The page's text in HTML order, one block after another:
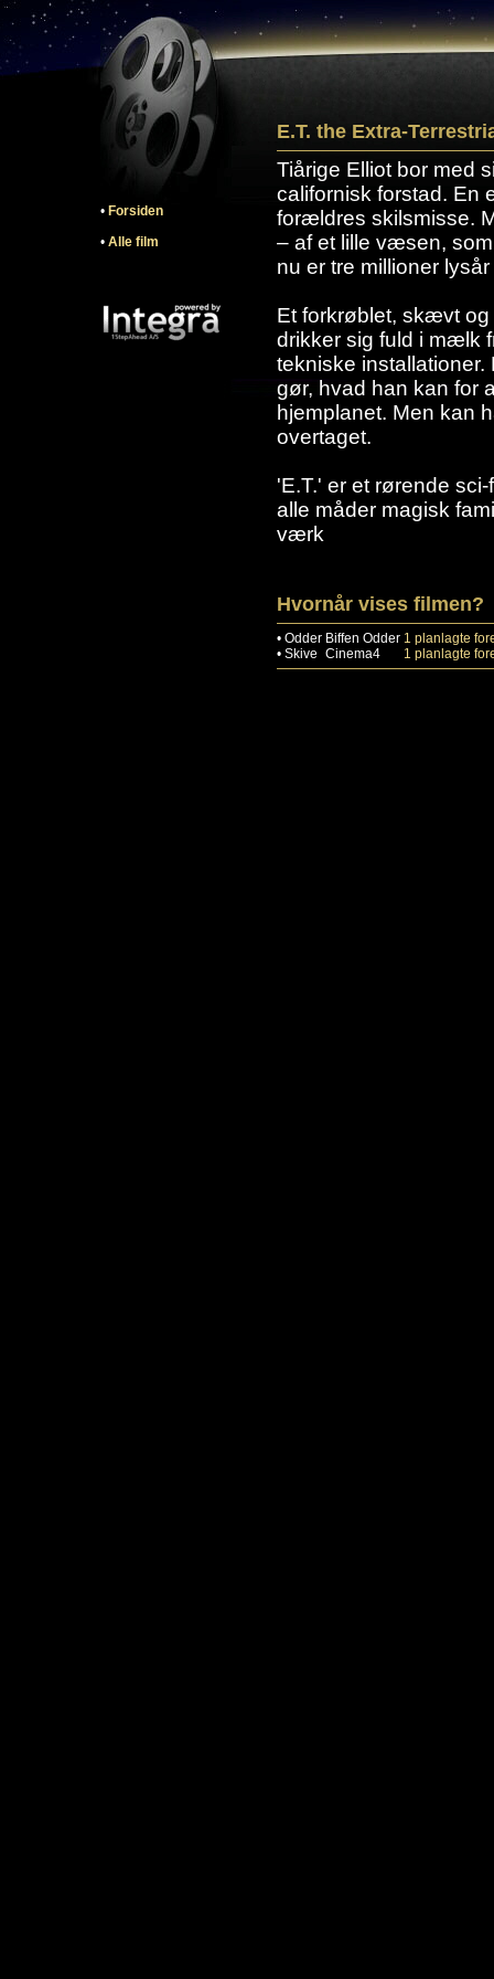
• Forsiden
• Alle film
E.T. the Extra-
Tiårige Elliot bor med
californisk forstad. En
forældres skilsmisse.
– af et lille væsen,
nu er tre millioner
Et forkrøblet, skævt
drikker sig fuld i mælk
tekniske installationer.
gør, hvad han kan for
hjemplanet. Men kan
overtaget.
'E.T.' er et rørende
alle måder magisk
værk
Hvornår vises filmen?
• Odder Biffen Odder 1 planlagte
• Skive Cinema4 1 planlagte